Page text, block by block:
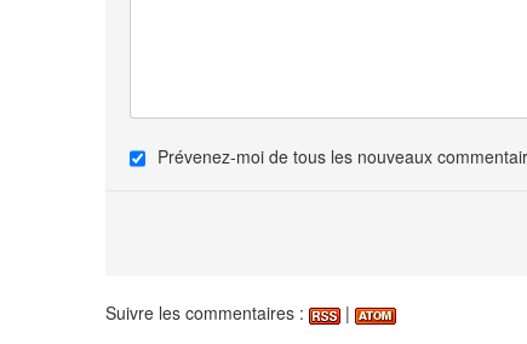
Prévenez-moi de tous les nouveaux
Suivre les commentaires : |